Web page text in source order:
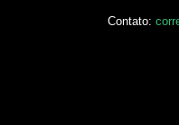
Contato: